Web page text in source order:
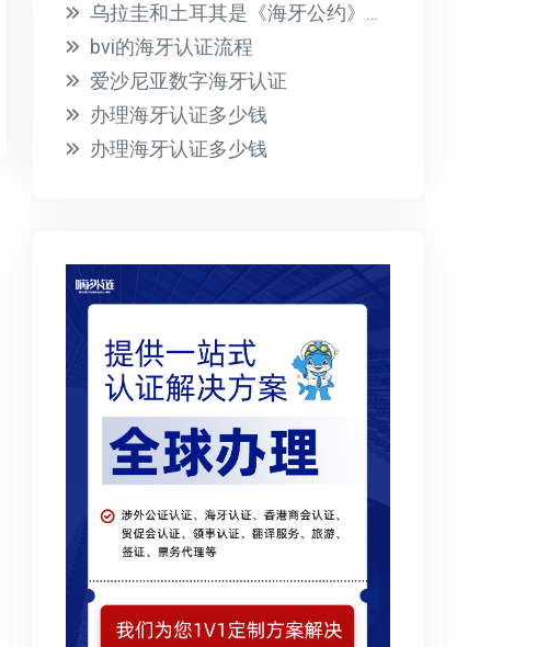
乌拉圭和土耳其是《海牙公约》的成员国
bvi的海牙认证流程
爱沙尼亚数字海牙认证
办理海牙认证多少钱
办理海牙认证多少钱